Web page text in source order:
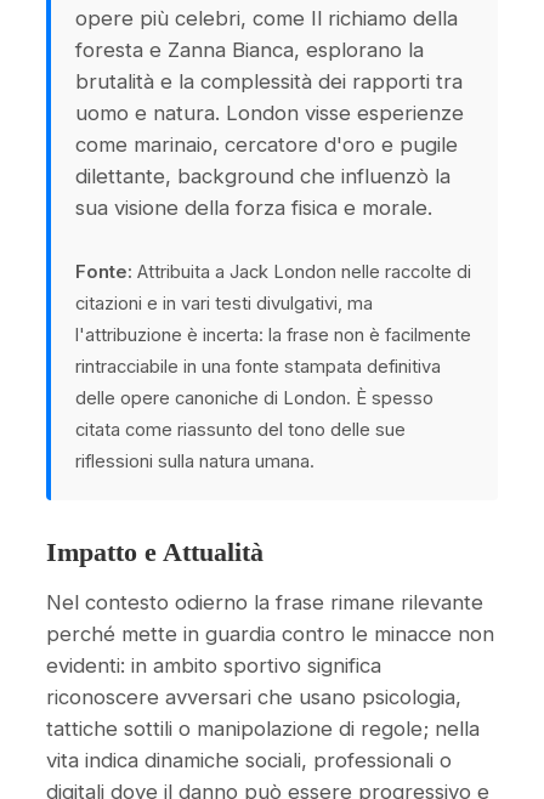
opere più celebri, come Il richiamo della
foresta e Zanna Bianca, esplorano la
brutalità e la complessità dei rapporti tra
uomo e natura. London visse esperienze
come marinaio, cercatore d'oro e pugile
dilettante, background che influenzò la
sua visione della forza fisica e morale.
Fonte: Attribuita a Jack London nelle raccolte di
citazioni e in vari testi divulgativi, ma
l'attribuzione è incerta: la frase non è facilmente
rintracciabile in una fonte stampata definitiva
delle opere canoniche di London. È spesso
citata come riassunto del tono delle sue
riflessioni sulla natura umana.
Impatto e Attualità
Nel contesto odierno la frase rimane rilevante
perché mette in guardia contro le minacce non
evidenti: in ambito sportivo significa
riconoscere avversari che usano psicologia,
tattiche sottili o manipolazione di regole; nella
vita indica dinamiche sociali, professionali o
digitali dove il danno può essere progressivo e